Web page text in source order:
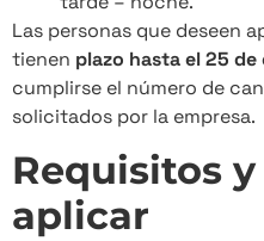
Las personas que deseen
tienen plazo hasta el 25
cumplirse el número de
solicitados por la empresa.
Requisitos
aplicar